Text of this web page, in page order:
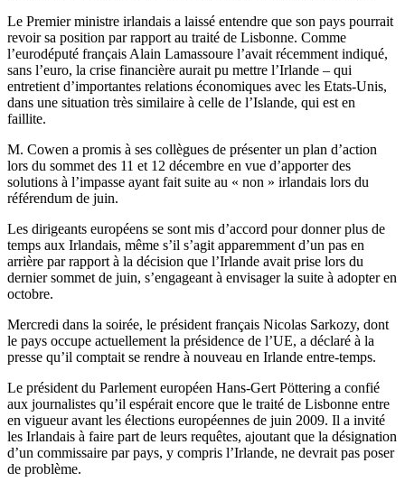
Le Premier ministre irlandais a laissé entendre que son pays pourrait
revoir sa position par rapport au traité de Lisbonne. Comme
l’eurodéputé français Alain Lamassoure l’avait récemment indiqué,
sans l’euro, la crise financière aurait pu mettre l’Irlande – qui
entretient d’importantes relations économiques avec les Etats-Unis,
dans une situation très similaire à celle de l’Islande, qui est en
faillite.
M. Cowen a promis à ses collègues de présenter un plan d’action
lors du sommet des 11 et 12 décembre en vue d’apporter des
solutions à l’impasse ayant fait suite au « non » irlandais lors du
référendum de juin.
Les dirigeants européens se sont mis d’accord pour donner plus de
temps aux Irlandais, même s’il s’agit apparemment d’un pas en
arrière par rapport à la décision que l’Irlande avait prise lors du
dernier sommet de juin, s’engageant à envisager la suite à adopter en
octobre.
Mercredi dans la soirée, le président français Nicolas Sarkozy, dont
le pays occupe actuellement la présidence de l’UE, a déclaré à la
presse qu’il comptait se rendre à nouveau en Irlande entre-temps.
Le président du Parlement européen Hans-Gert Pöttering a confié
aux journalistes qu’il espérait encore que le traité de Lisbonne entre
en vigueur avant les élections européennes de juin 2009. Il a invité
les Irlandais à faire part de leurs requêtes, ajoutant que la désignation
d’un commissaire par pays, y compris l’Irlande, ne devrait pas poser
de problème.